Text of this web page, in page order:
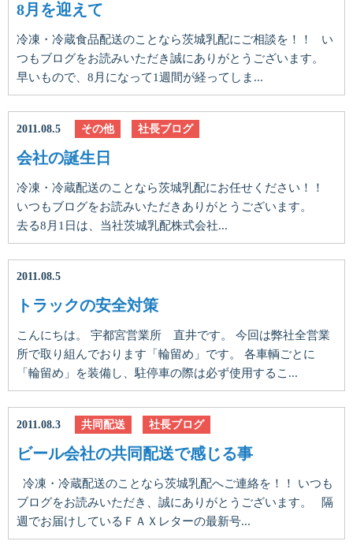
8月を迎えて
冷凍・冷蔵食品配送のことなら茨城乳配にご相談を！！ い
つもブログをお読みいただき誠にありがとうございます。
早いもので、8月になって1週間が経ってしま...
2011.08.5 その他 社長ブログ
会社の誕生日
冷凍・冷蔵配送のことなら茨城乳配にお任せください！！
いつもブログをお読みいただきありがとうございます。
去る8月1日は、当社茨城乳配株式会社...
2011.08.5
トラックの安全対策
こんにちは。 宇都宮営業所 直井です。 今回は弊社全営業
所で取り組んでおります「輪留め」です。 各車輌ごとに
「輪留め」を装備し、駐停車の際は必ず使用するこ...
2011.08.3 共同配送 社長ブログ
ビール会社の共同配送で感じる事
冷凍・冷蔵配送のことなら茨城乳配へご連絡を！！ いつも
ブログをお読みいただき、誠にありがとうございます。 隔
週でお届けしているＦＡＸレターの最新号...